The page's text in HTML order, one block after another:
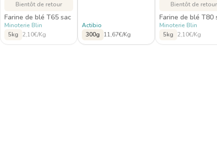
Bientôt de retour
Farine de blé T65 sac
Minoterie Blin
5kg
2,10€/Kg
Actibio
300g
11,67€/Kg
Bientôt de retour
Farine de blé T80
Minoterie Blin
5kg
2,10€/Kg